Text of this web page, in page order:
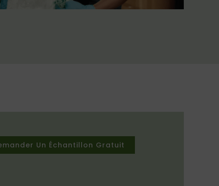
Un Échantillon Gratuit